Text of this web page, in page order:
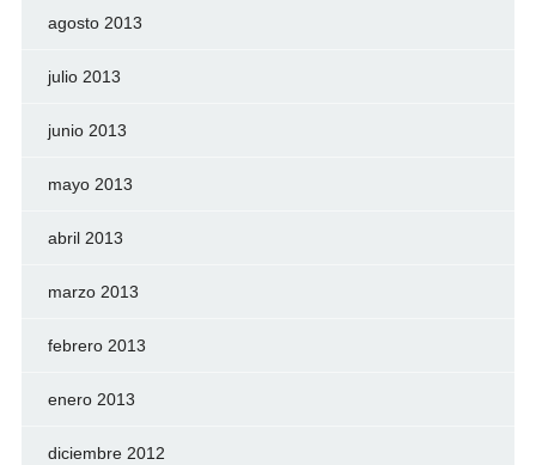
agosto 2013
julio 2013
junio 2013
mayo 2013
abril 2013
marzo 2013
febrero 2013
enero 2013
diciembre 2012